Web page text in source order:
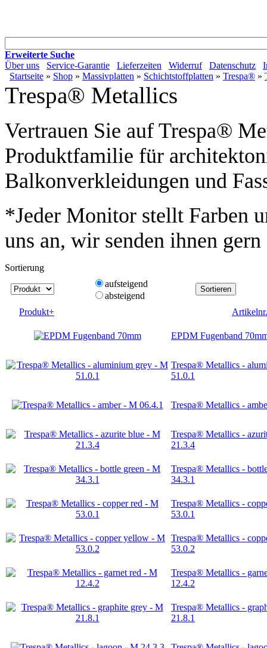
Erweiterte Suche
Über uns
Service-Garantie Lieferzeiten Widerruf Datenschutz
Startseite » Shop » Massivplatten » Schichtstoffplatten » Trespa® »
Trespa® Metallics
Vertrauen Sie auf Trespa®
Produktfamilie für
Balkonverkleidungen und
*Jeder Monitor stellt Farben
uns an, wir senden ihnen
Sortierung
aufsteigend
absteigend
Sortieren
Produkt+ Artikelnr.
EPDM Fugenband
Trespa® Metallics -
51.0.1
Trespa® Metallics -
Trespa® Metallics -
21.3.4
Trespa® Metallics -
34.3.1
Trespa® Metallics -
53.0.1
Trespa® Metallics -
53.0.2
Trespa® Metallics -
12.4.2
Trespa® Metallics -
21.8.1